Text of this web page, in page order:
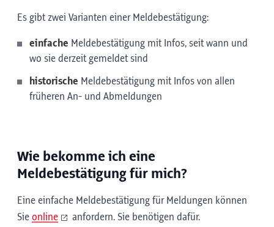
Es gibt zwei Varianten einer Meldebestätigung:
einfache Meldebestätigung mit Infos, seit wann und
wo sie derzeit gemeldet sind
historische Meldebestätigung mit Infos von allen
früheren An- und Abmeldungen
Wie bekomme ich eine
Meldebestätigung für mich?
Eine einfache Meldebestätigung für Meldungen können
Sie online anfordern. Sie benötigen dafür.